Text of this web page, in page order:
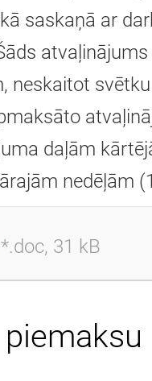
saskaņā ar
neskaitot
daļām
nedēļām
*.doc, 31 kB